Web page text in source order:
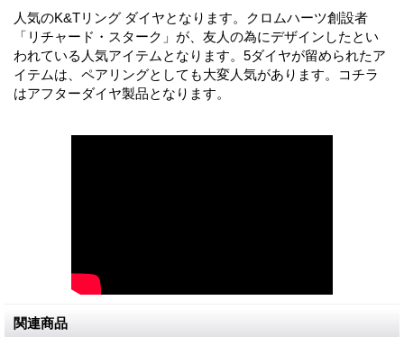
人気のK&Tリング ダイヤとなります。クロムハーツ創設者
「リチャード・スターク」が、友人の為にデザインしたとい
われている人気アイテムとなります。5ダイヤが留められたア
イテムは、ペアリングとしても大変人気があります。コチラ
はアフターダイヤ製品となります。
関連商品